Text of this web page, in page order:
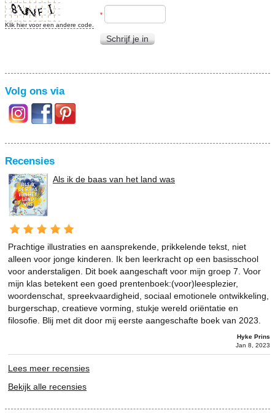
Klik hier voor een andere code.
*
Schrijf je in
Volg ons via
Recensies
Als ik de baas van het land was
Prachtige illustraties en aansprekende, prikkelende tekst, niet
alleen voor jonge kinderen. Ik ben leerkracht op een basisschool
voor anderstaligen. Dit boek aangeschaft voor mijn groep 7. Voor
mijn klas betekent een goed prentenboek:(voor)leesplezier,
woordenschat, spreekvaardigheid, sociaal emotionele ontwikkeling,
burgerschap, creatieve vorming, stukje wereld oriëntatie en
filosofie. Blij met dit door mij eerste aangeschafte boek van 2023.
Hyke Prins
Jan 8, 2023
Lees meer recensies
Bekijk alle recensies